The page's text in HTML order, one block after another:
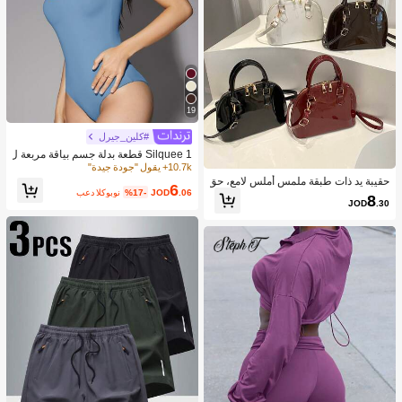
حقيبة يد ذات طبقة ملمس أملس لامع، حق
يبة كروس بسيطة للنساء للتنقل اليومي
JOD8.30
19
#كلين_جيرل
Silquee 1 قطعة بدلة جسم بياقة مربعة ل
ون سادة
10.7k+ يقول "جودة جيدة"
JOD6.06
%17- بعد الكوبون